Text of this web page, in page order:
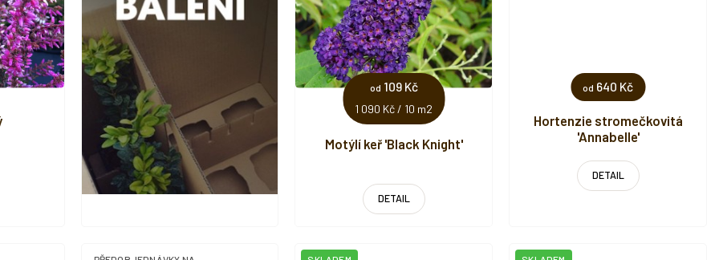
od 109 Kč
Měrná
cena:
1 090 Kč / 10 m2
Motýlí keř 'Black Knight'
DETAIL
od 640 Kč
Hortenzie stromečkovitá
'Annabelle'
DETAIL